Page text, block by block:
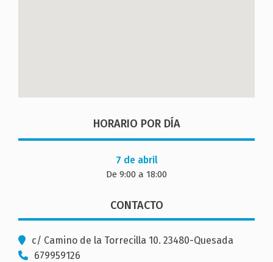
HORARIO POR DÍA
7 de abril
De 9:00 a 18:00
CONTACTO
c/ Camino de la Torrecilla 10. 23480-Quesada
679959126